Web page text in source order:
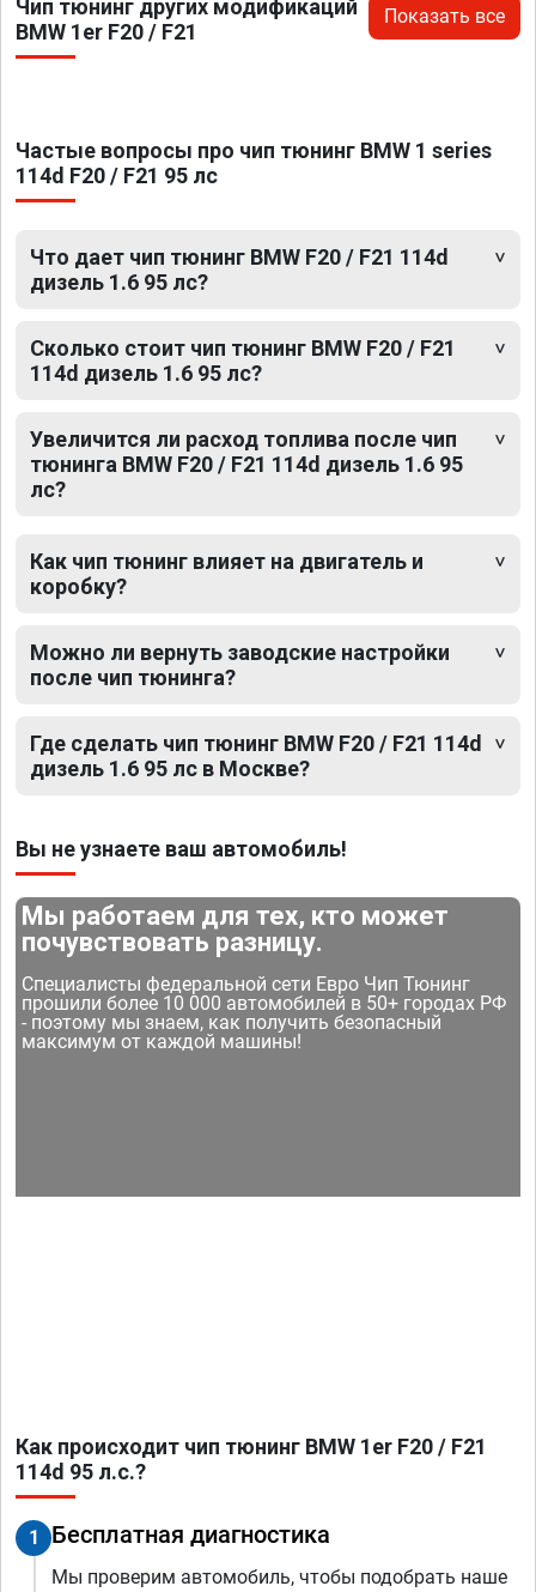
Чип тюнинг других модификаций
BMW 1er F20 / F21
Показать все
Частые вопросы про чип тюнинг BMW 1 series
114d F20 / F21 95 лс
Что дает чип тюнинг BMW F20 / F21 114d
дизель 1.6 95 лс?
Сколько стоит чип тюнинг BMW F20 / F21
114d дизель 1.6 95 лс?
Увеличится ли расход топлива после чип
тюнинга BMW F20 / F21 114d дизель 1.6 95
лс?
Как чип тюнинг влияет на двигатель и
коробку?
Можно ли вернуть заводские настройки
после чип тюнинга?
Где сделать чип тюнинг BMW F20 / F21 114d
дизель 1.6 95 лс в Москве?
Вы не узнаете ваш автомобиль!
Мы работаем для тех, кто может
почувствовать разницу.
Специалисты федеральной сети Евро Чип Тюнинг
прошили более 10 000 автомобилей в 50+ городах РФ
- поэтому мы знаем, как получить безопасный
максимум от каждой машины!
Как происходит чип тюнинг BMW 1er F20 / F21
114d 95 л.с.?
1 Бесплатная диагностика
Мы проверим автомобиль, чтобы подобрать наше